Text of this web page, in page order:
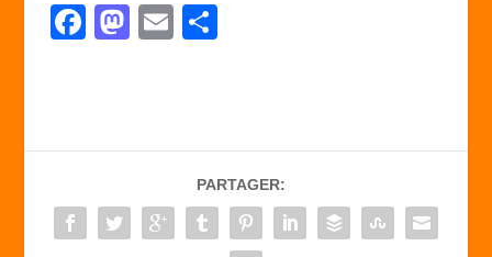
F
b
o
o
M
d
o
n
E
er
PARTAGER: